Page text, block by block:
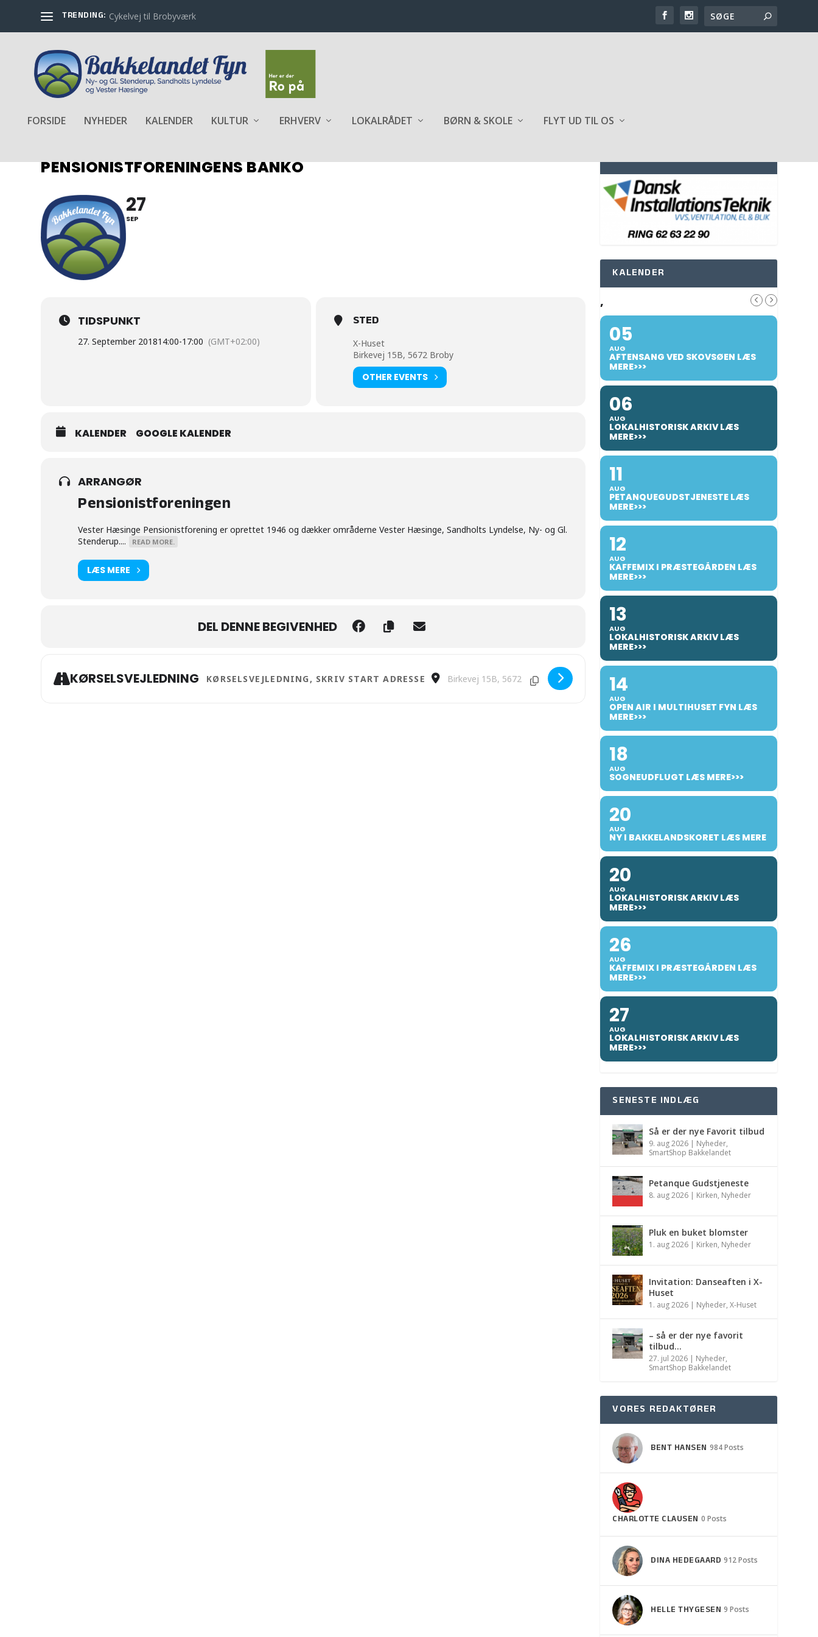
TRENDING: Cykelvej til Brobyværk
FORSIDE NYHEDER KALENDER KULTUR ERHVERV LOKALRÅDET BØRN & SKOLE FLYT UD TIL OS
PENSIONISTFORENINGENS BANKO
27
SEP
TIDSPUNKT
27. September 201814:00-17:00 (GMT+02:00)
STED
X-Huset
Birkevej 15B, 5672 Broby
OTHER EVENTS
KALENDER GOOGLE KALENDER
ARRANGØR
Pensionistforeningen
Vester Hæsinge Pensionistforening er oprettet 1946 og dækker områderne Vester Hæsinge, Sandholts Lyndelse, Ny- og Gl.
Stenderup....
READ MORE.
LÆS MERE
DEL DENNE BEGIVENHED
KØRSELSVEJLEDNING Destination Address - Pensionistforeningens banko [6WqI5T1Nh]
SPONSOR AF HJEMMESIDEN
KALENDER
,
05
AUG
AFTENSANG VED SKOVSØEN LÆS
MERE>>>
06
AUG
LOKALHISTORISK ARKIV LÆS
MERE>>>
11
AUG
PETANQUEGUDSTJENESTE LÆS
MERE>>>
12
AUG
KAFFEMIX I PRÆSTEGÅRDEN LÆS
MERE>>>
13
AUG
LOKALHISTORISK ARKIV LÆS
MERE>>>
14
AUG
OPEN AIR I MULTIHUSET FYN LÆS
MERE>>>
18
AUG
SOGNEUDFLUGT LÆS MERE>>>
20
AUG
NY I BAKKELANDSKORET LÆS MERE
20
AUG
LOKALHISTORISK ARKIV LÆS
MERE>>>
26
AUG
KAFFEMIX I PRÆSTEGÅRDEN LÆS
MERE>>>
27
AUG
LOKALHISTORISK ARKIV LÆS
MERE>>>
SENESTE INDLÆG
Så er der nye Favorit tilbud
9. aug 2026 | Nyheder,
SmartShop Bakkelandet
Petanque Gudstjeneste
8. aug 2026 | Kirken, Nyheder
Pluk en buket blomster
1. aug 2026 | Kirken, Nyheder
Invitation: Danseaften i X-
Huset
1. aug 2026 | Nyheder,X-Huset
– så er der nye favorit
tilbud…
27. jul 2026 | Nyheder,
SmartShop Bakkelandet
VORES REDAKTØRER
BENT HANSEN 984 Posts
CHARLOTTE CLAUSEN 0 Posts
DINA HEDEGAARD 912 Posts
HELLE THYGESEN 9 Posts